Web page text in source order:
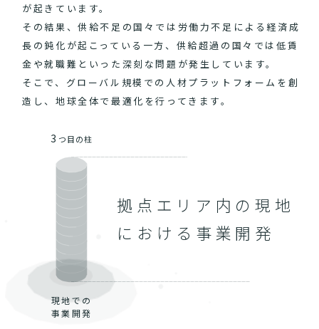
が起きています。
その結果、供給不足の国々では労働力不足による経済成
長の鈍化が起こっている一方、供給超過の国々では低賃
金や就職難といった深刻な問題が発生しています。
そこで、グローバル規模での人材プラットフォームを創
造し、地球全体で最適化を行ってきます。
3 つ目の柱
現地での
事業開発
拠点エリア内の現地
における事業開発